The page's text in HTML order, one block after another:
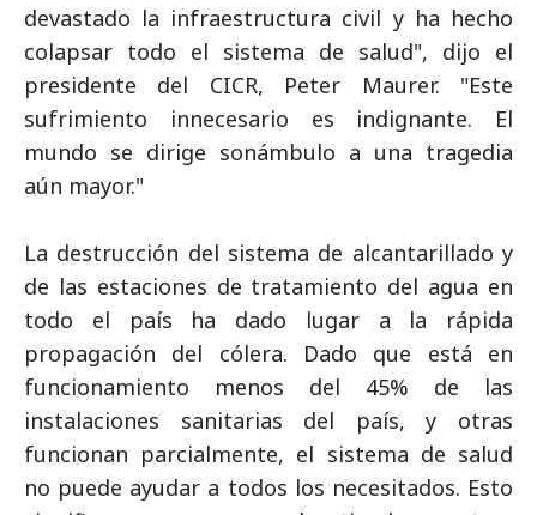
devastado la infraestructura civil y ha hecho
colapsar todo el sistema de salud", dijo el
presidente del CICR, Peter Maurer. "Este
sufrimiento innecesario es indignante. El
mundo se dirige sonámbulo a una tragedia
aún mayor."
La destrucción del sistema de alcantarillado y
de las estaciones de tratamiento del agua en
todo el país ha dado lugar a la rápida
propagación del cólera. Dado que está en
funcionamiento menos del 45% de las
instalaciones sanitarias del país, y otras
funcionan parcialmente, el sistema de salud
no puede ayudar a todos los necesitados. Esto